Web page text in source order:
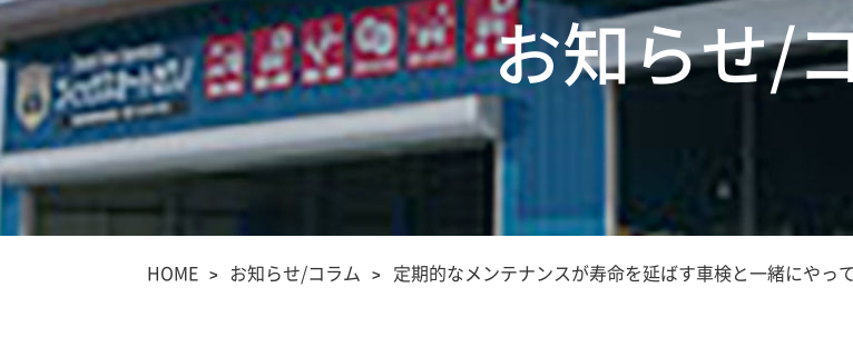
お知らせ/
HOME お知らせ/コラム 定期的なメンテナンスが寿命を延ばす車検と一緒にやっ